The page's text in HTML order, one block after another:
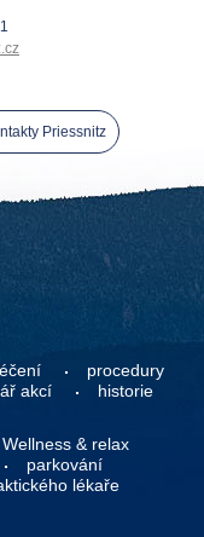
Priessnitz
procedury
akcí
historie
Wellness & relax
parkování
lékaře